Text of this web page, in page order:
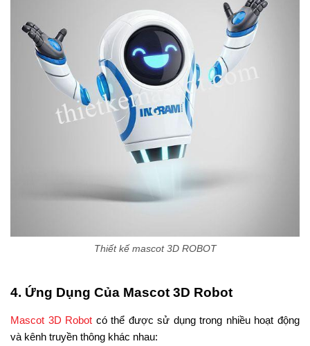
Thiết kế mascot 3D ROBOT
4. Ứng Dụng Của Mascot 3D Robot
Mascot 3D Robot có thể được sử dụng trong nhiều hoạt động
và kênh truyền thông khác nhau: